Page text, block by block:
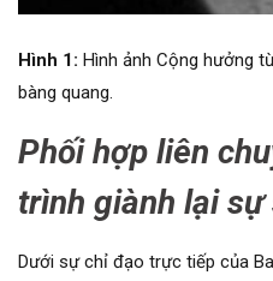
Hình 1: Hình ảnh Cộng hưởng
bàng quang.
Phối hợp liên
trình giành lại sự
Dưới sự chỉ đạo trực tiếp của